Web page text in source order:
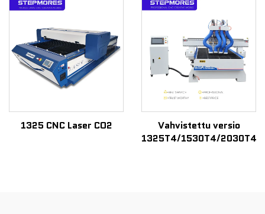
1325 CNC Laser CO2
Vahvistettu versio
1325T4/1530T4/2030T4